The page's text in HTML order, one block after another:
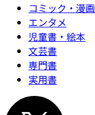
コミック・漫画
エンタメ
児童書・絵本
文芸書
専門書
実用書